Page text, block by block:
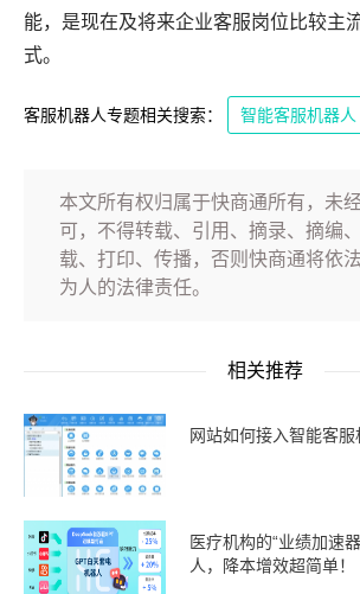
能，是现在及将来企业客服岗位比较主
式。
客服机器人专题相关搜索： 智能客服机器人
本文所有权归属于快商通所有，未
可，不得转载、引用、摘录、摘编
载、打印、传播，否则快商通将依
为人的法律责任。
相关推荐
网站如何接入智能客服
医疗机构的“业绩加速
人，降本增效超简单！